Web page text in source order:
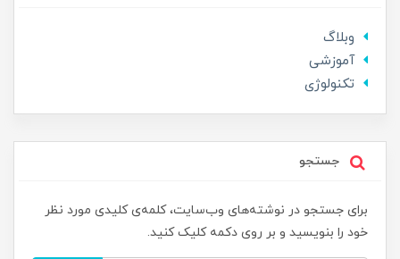
وبلاگ
آموزشی
تکنولوژی
جستجو
برای جستجو در نوشته‌های وب‌سایت، کلمه‌ی کلیدی مورد نظر
خود را بنویسید و بر روی دکمه کلیک کنید.